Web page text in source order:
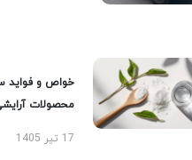
خواص و فواید
محصولات
17 تیر 1405